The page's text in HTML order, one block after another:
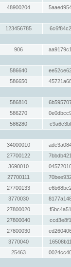
48900204
123456785
906
586640
586650
586810
586270
586280
34000010
27700122
3690010
27700111
27700133
3770030
27800020
27800040
27800030
3770040
25463